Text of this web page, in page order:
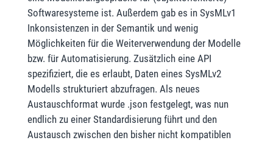
Softwaresysteme ist. Außerdem gab es in SysMLv1
Inkonsistenzen in der Semantik und wenig
Möglichkeiten für die Weiterverwendung der Modelle
bzw. für Automatisierung. Zusätzlich eine API
spezifiziert, die es erlaubt, Daten eines SysMLv2
Modells strukturiert abzufragen. Als neues
Austauschformat wurde .json festgelegt, was nun
endlich zu einer Standardisierung führt und den
Austausch zwischen den bisher nicht kompatiblen